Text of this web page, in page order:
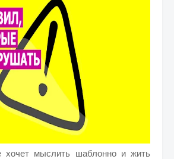
хочет мыслить шаблонно и жить